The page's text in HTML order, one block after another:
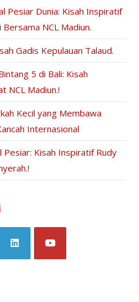
Pesiar Dunia: Kisah Inspiratif
NCL Madiun.
Gadis Kepulauan Talaud.
5 di Bali: Kisah
NCL Madiun.!
Kecil yang Membawa
Internasional
Kisah Inspiratif Rudy